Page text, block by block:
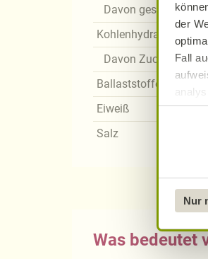
der
Fall
Nur
Davon gesättigte
Kohlenhydrate
Davon Zucker
Ballaststoffe
Eiweiß
Salz
Was bedeutet